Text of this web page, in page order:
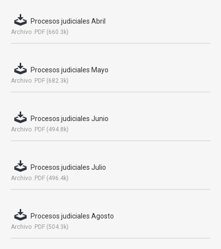
Procesos judiciales Abril
Archivo .PDF (660.3k)
Procesos judiciales Mayo
Archivo .PDF (682.3k)
Procesos judiciales Junio
Archivo .PDF (494.8k)
Procesos judiciales Julio
Archivo .PDF (496.4k)
Procesos judiciales Agosto
Archivo .PDF (504.3k)